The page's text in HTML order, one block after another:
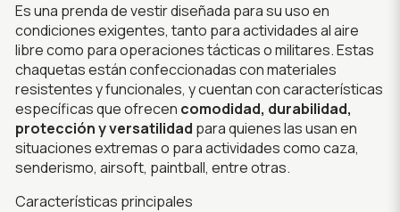
Es una prenda de vestir diseñada para su uso en
condiciones exigentes, tanto para actividades al aire
libre como para operaciones tácticas o militares. Estas
chaquetas están confeccionadas con materiales
resistentes y funcionales, y cuentan con características
específicas que ofrecen comodidad, durabilidad,
protección y versatilidad para quienes las usan en
situaciones extremas o para actividades como caza,
senderismo, airsoft, paintball, entre otras.
Características principales